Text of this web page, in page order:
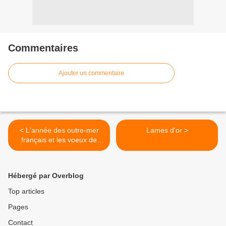
Commentaires
Ajouter un commentaire
< L'année des outre-mer
français et les voeux de
Sarko en Guadeloupe
Lames d'or >
Hébergé par Overblog
Top articles
Pages
Contact